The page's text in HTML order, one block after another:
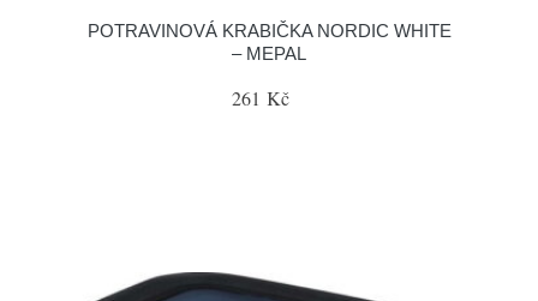
POTRAVINOVÁ KRABIČKA NORDIC WHITE
– MEPAL
261 Kč